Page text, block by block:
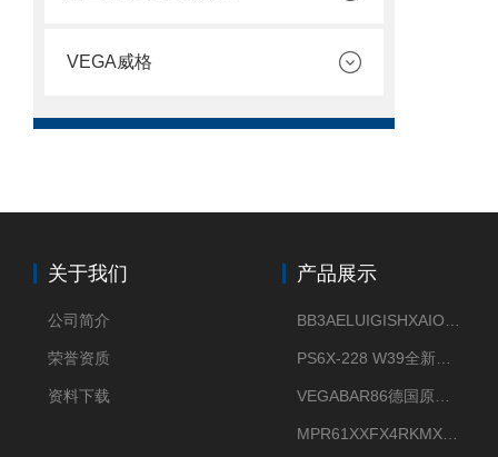
VEGA威格
关于我们
公司简介
荣誉资质
资料下载
产品展示